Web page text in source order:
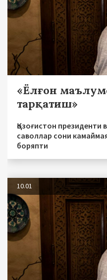
«Ёлғон
тарқатиш»
Қозоғистон президенти
саволлар сони
боряпти
10.01